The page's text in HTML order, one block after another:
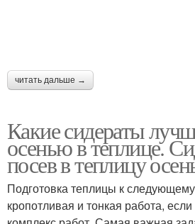
читать дальше →
Какие сидераты
осенью в теплице.
посев в теплицу
Подготовка теплицы к
кропотливая и тонкая работа,